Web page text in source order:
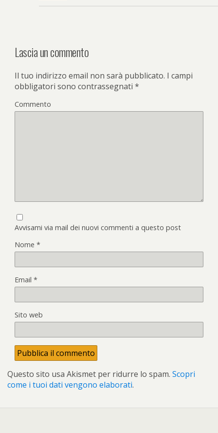
Lascia un commento
Il tuo indirizzo email non sarà pubblicato. I campi
obbligatori sono contrassegnati *
Commento
Avvisami via mail dei nuovi commenti a questo post
Nome *
Email *
Sito web
Questo sito usa Akismet per ridurre lo spam. Scopri
come i tuoi dati vengono elaborati.